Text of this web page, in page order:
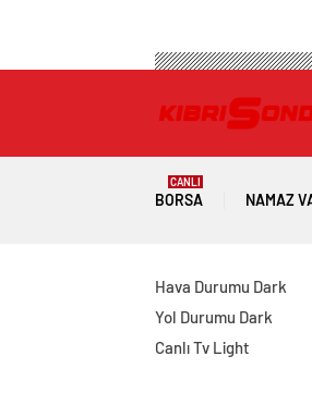
BORSA
CANLI
NAMAZ
Hava Durumu Dark
Yol Durumu Dark
Canlı Tv Light